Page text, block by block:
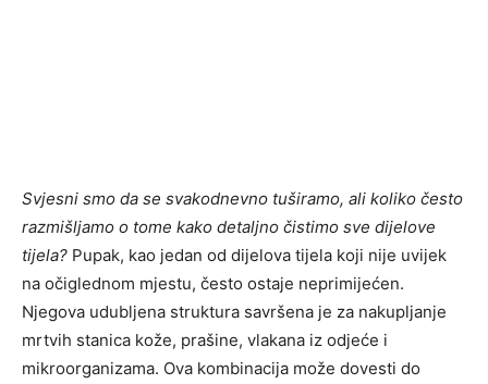
Svjesni smo da se svakodnevno tuširamo, ali koliko često
razmišljamo o tome kako detaljno čistimo sve dijelove
tijela? Pupak, kao jedan od dijelova tijela koji nije uvijek
na očiglednom mjestu, često ostaje neprimijećen.
Njegova udubljena struktura savršena je za nakupljanje
mrtvih stanica kože, prašine, vlakana iz odjeće i
mikroorganizama. Ova kombinacija može dovesti do